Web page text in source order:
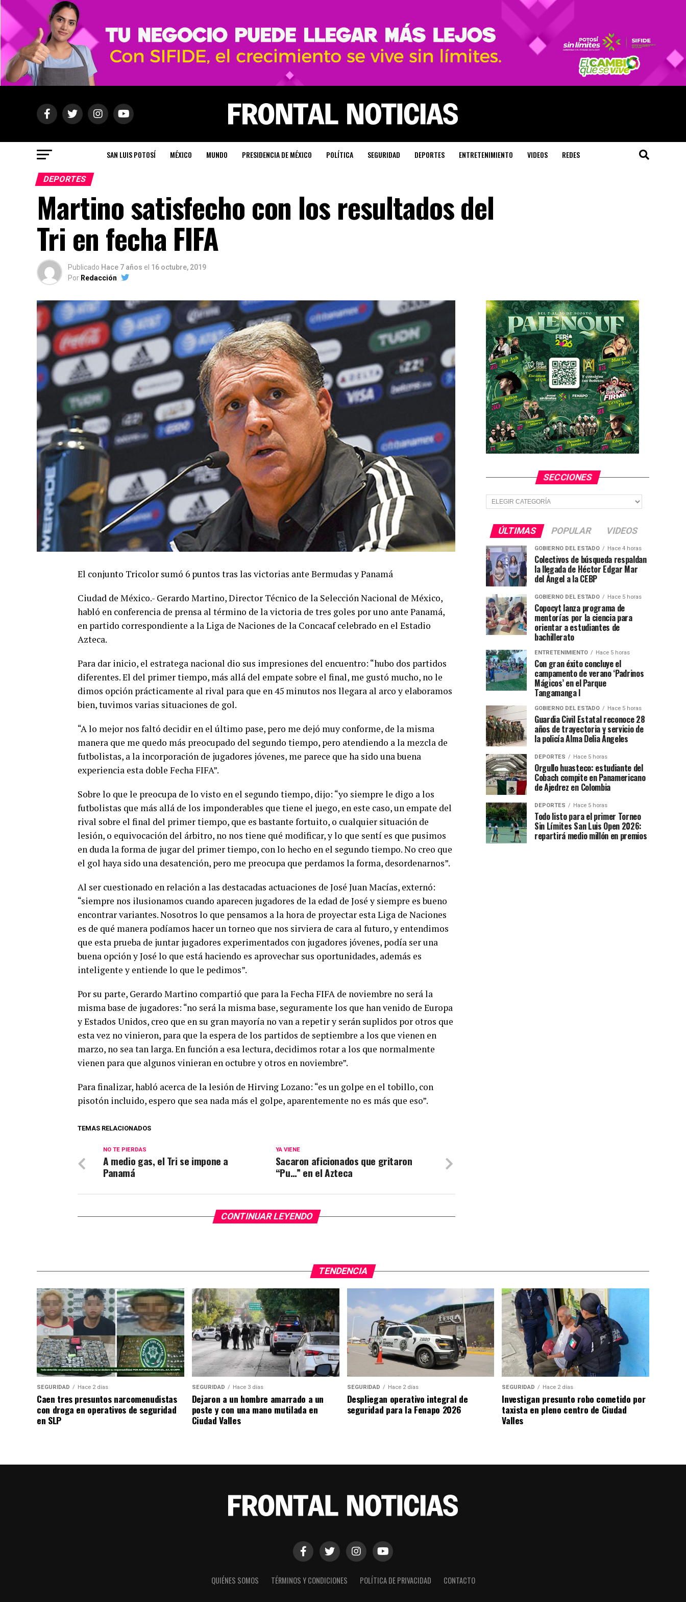
SAN LUIS POTOSÍ MÉXICO MUNDO PRESIDENCIA DE MÉXICO POLÍTICA SEGURIDAD DEPORTES ENTRETENIMIENTO VIDEOS REDES
DEPORTES
Martino satisfecho con los resultados del
Tri en fecha FIFA
Publicado Hace 7 años el 16 octubre, 2019
Por Redacción
El conjunto Tricolor sumó 6 puntos tras las victorias ante Bermudas y Panamá
Ciudad de México.- Gerardo Martino, Director Técnico de la Selección Nacional de México,
habló en conferencia de prensa al término de la victoria de tres goles por uno ante Panamá,
en partido correspondiente a la Liga de Naciones de la Concacaf celebrado en el Estadio
Azteca.
Para dar inicio, el estratega nacional dio sus impresiones del encuentro: “hubo dos partidos
diferentes. El del primer tiempo, más allá del empate sobre el final, me gustó mucho, no le
dimos opción prácticamente al rival para que en 45 minutos nos llegara al arco y elaboramos
bien, tuvimos varias situaciones de gol.
“A lo mejor nos faltó decidir en el último pase, pero me dejó muy conforme, de la misma
manera que me quedo más preocupado del segundo tiempo, pero atendiendo a la mezcla de
futbolistas, a la incorporación de jugadores jóvenes, me parece que ha sido una buena
experiencia esta doble Fecha FIFA”.
Sobre lo que le preocupa de lo visto en el segundo tiempo, dijo: “yo siempre le digo a los
futbolistas que más allá de los imponderables que tiene el juego, en este caso, un empate del
rival sobre el final del primer tiempo, que es bastante fortuito, o cualquier situación de
lesión, o equivocación del árbitro, no nos tiene qué modificar, y lo que sentí es que pusimos
en duda la forma de jugar del primer tiempo, con lo hecho en el segundo tiempo. No creo que
el gol haya sido una desatención, pero me preocupa que perdamos la forma, desordenarnos”.
Al ser cuestionado en relación a las destacadas actuaciones de José Juan Macías, externó:
“siempre nos ilusionamos cuando aparecen jugadores de la edad de José y siempre es bueno
encontrar variantes. Nosotros lo que pensamos a la hora de proyectar esta Liga de Naciones
es de qué manera podíamos hacer un torneo que nos sirviera de cara al futuro, y entendimos
que esta prueba de juntar jugadores experimentados con jugadores jóvenes, podía ser una
buena opción y José lo que está haciendo es aprovechar sus oportunidades, además es
inteligente y entiende lo que le pedimos”.
Por su parte, Gerardo Martino compartió que para la Fecha FIFA de noviembre no será la
misma base de jugadores: “no será la misma base, seguramente los que han venido de Europa
y Estados Unidos, creo que en su gran mayoría no van a repetir y serán suplidos por otros que
esta vez no vinieron, para que la espera de los partidos de septiembre a los que vienen en
marzo, no sea tan larga. En función a esa lectura, decidimos rotar a los que normalmente
vienen para que algunos vinieran en octubre y otros en noviembre”.
Para finalizar, habló acerca de la lesión de Hirving Lozano: “es un golpe en el tobillo, con
pisotón incluido, espero que sea nada más el golpe, aparentemente no es más que eso”.
TEMAS RELACIONADOS
YA VIENE
Sacaron aficionados que gritaron
“Pu…” en el Azteca
NO TE PIERDAS
A medio gas, el Tri se impone a
Panamá
CONTINUAR LEYENDO
SECCIONES
Secciones
ÚLTIMAS POPULAR VIDEOS
GOBIERNO DEL ESTADO Hace 4 horas
Colectivos de búsqueda respaldan
la llegada de Héctor Edgar Mar
del Ángel a la CEBP
GOBIERNO DEL ESTADO Hace 5 horas
Copocyt lanza programa de
mentorías por la ciencia para
orientar a estudiantes de
bachillerato
ENTRETENIMIENTO Hace 5 horas
Con gran éxito concluye el
campamento de verano ‘Padrinos
Mágicos’ en el Parque
Tangamanga I
GOBIERNO DEL ESTADO Hace 5 horas
Guardia Civil Estatal reconoce 28
años de trayectoria y servicio de
la policía Alma Delia Ángeles
DEPORTES Hace 5 horas
Orgullo huasteco: estudiante del
Cobach compite en Panamericano
de Ajedrez en Colombia
DEPORTES Hace 5 horas
Todo listo para el primer Torneo
Sin Límites San Luis Open 2026:
repartirá medio millón en premios
TENDENCIA
SEGURIDAD Hace 2 días
Caen tres presuntos narcomenudistas
con droga en operativos de seguridad
en SLP
SEGURIDAD Hace 3 días
Dejaron a un hombre amarrado a un
poste y con una mano mutilada en
Ciudad Valles
SEGURIDAD Hace 2 días
Despliegan operativo integral de
seguridad para la Fenapo 2026
SEGURIDAD Hace 2 días
Investigan presunto robo cometido por
taxista en pleno centro de Ciudad
Valles
QUIÉNES SOMOS TÉRMINOS Y CONDICIONES POLÍTICA DE PRIVACIDAD CONTACTO